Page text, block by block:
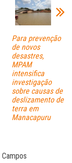
Para prevenção
de novos
desastres,
MPAM
intensifica
investigação
sobre causas de
deslizamento de
terra em
Manacapuru
Campos